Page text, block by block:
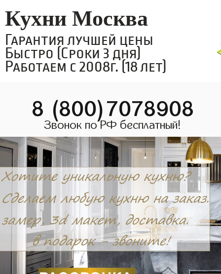
Кухни Москва
Гарантия лучшей цены
Быстро (Сроки 3 дня)
Работаем с 2008г. (18 лет)
8 (800)7078908
Звонок по РФ бесплатный!